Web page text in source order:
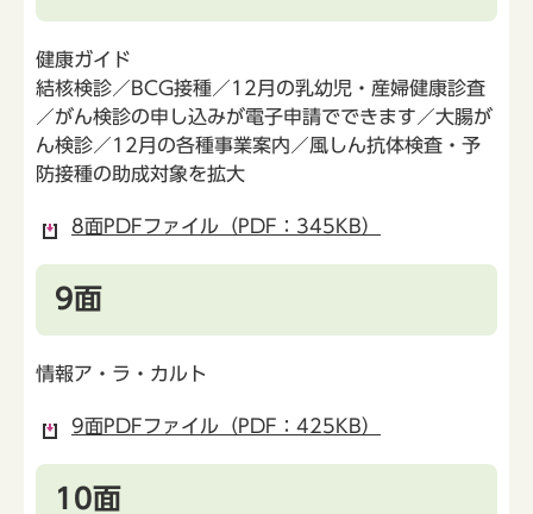
健康ガイド
結核検診／BCG接種／12月の乳幼児・産婦健康診査
／がん検診の申し込みが電子申請でできます／大腸が
ん検診／12月の各種事業案内／風しん抗体検査・予
防接種の助成対象を拡大
8面PDFファイル（PDF：345KB）
9面
情報ア・ラ・カルト
9面PDFファイル（PDF：425KB）
10面